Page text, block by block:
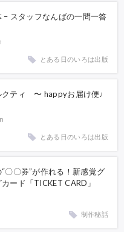
– スタッフなんばの一問一答
とある日のいろは出版
クティ 〜 happyお届け便♩
とある日のいろは出版
〇〇券”が作れる！新感覚グ
ード「TICKET CARD」
制作秘話